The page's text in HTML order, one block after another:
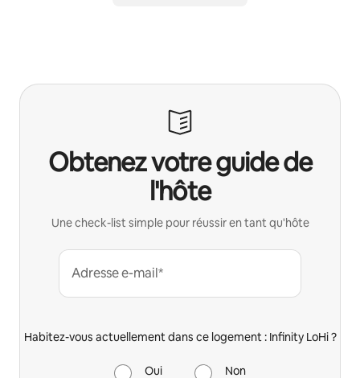
Obtenez votre guide de
l'hôte
Une check-list simple pour réussir en tant qu'hôte
Adresse e-mail*
Habitez-vous actuellement dans ce logement : Infinity LoHi ?
Oui Non